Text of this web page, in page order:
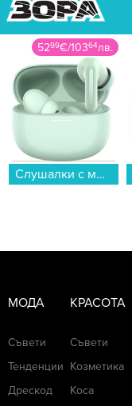
2399€/4693лв.
Скара Crown CSG-10W3020...
МОДА
Съвети
Тенденции
Дрескод
КРАСОТА
Съвети
Козметика
Коса